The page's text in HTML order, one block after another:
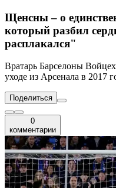
Щенсны – о
который разбил
расплакался"
Вратарь Барселоны
уходе из Арсенала в 2017
Поделиться
0
комментарии